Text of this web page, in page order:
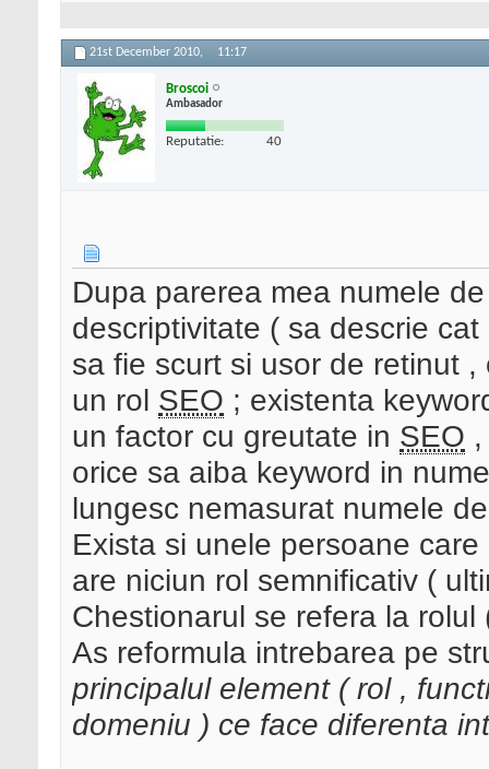
21st December 2010, 11:17
Broscoi
Ambasador
Reputatie: 40
Dupa parerea mea numele
descriptivitate ( sa descrie
sa fie scurt si usor de retinut
un rol SEO ; existenta
un factor cu greutate in SEO
orice sa aiba keyword in
lungesc nemasurat numele
Exista si unele persoane
are niciun rol semnificativ (
Chestionarul se refera la
As reformula intrebarea pe
principalul element ( rol ,
domeniu ) ce face diferenta